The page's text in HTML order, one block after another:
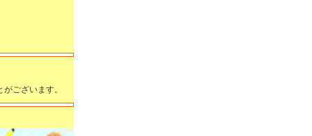
ございます。